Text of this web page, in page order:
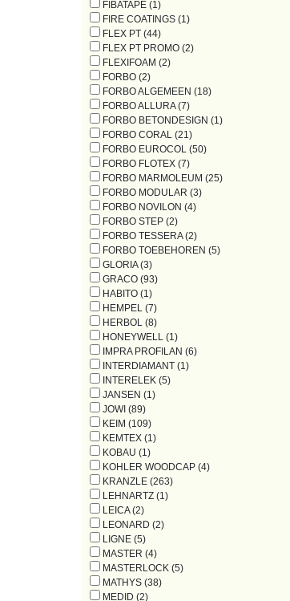
FIBATAPE (1)
FIRE COATINGS (1)
FLEX PT (44)
FLEX PT PROMO (2)
FLEXIFOAM (2)
FORBO (2)
FORBO ALGEMEEN (18)
FORBO ALLURA (7)
FORBO BETONDESIGN (1)
FORBO CORAL (21)
FORBO EUROCOL (50)
FORBO FLOTEX (7)
FORBO MARMOLEUM (25)
FORBO MODULAR (3)
FORBO NOVILON (4)
FORBO STEP (2)
FORBO TESSERA (2)
FORBO TOEBEHOREN (5)
GLORIA (3)
GRACO (93)
HABITO (1)
HEMPEL (7)
HERBOL (8)
HONEYWELL (1)
IMPRA PROFILAN (6)
INTERDIAMANT (1)
INTERELEK (5)
JANSEN (1)
JOWI (89)
KEIM (109)
KEMTEX (1)
KOBAU (1)
KOHLER WOODCAP (4)
KRANZLE (263)
LEHNARTZ (1)
LEICA (2)
LEONARD (2)
LIGNE (5)
MASTER (4)
MASTERLOCK (5)
MATHYS (38)
MEDID (2)